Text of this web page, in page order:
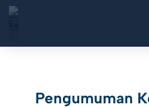
Pengumuman